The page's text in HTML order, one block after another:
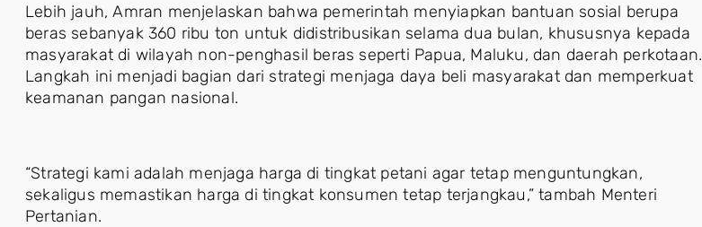
Lebih jauh, Amran menjelaskan bahwa pemerintah menyiapkan bantuan sosial berupa
beras sebanyak 360 ribu ton untuk didistribusikan selama dua bulan, khususnya kepada
masyarakat di wilayah non-penghasil beras seperti Papua, Maluku, dan daerah perkotaan.
Langkah ini menjadi bagian dari strategi menjaga daya beli masyarakat dan memperkuat
keamanan pangan nasional.
“Strategi kami adalah menjaga harga di tingkat petani agar tetap menguntungkan,
sekaligus memastikan harga di tingkat konsumen tetap terjangkau,” tambah Menteri
Pertanian.